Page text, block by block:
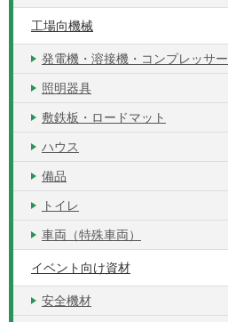
工場向機械
発電機・溶接機・コンプレッサー
照明器具
敷鉄板・ロードマット
ハウス
備品
トイレ
車両（特殊車両）
イベント向け資材
安全機材